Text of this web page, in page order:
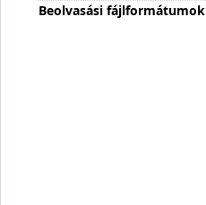
Beolvasási fájlformátumok